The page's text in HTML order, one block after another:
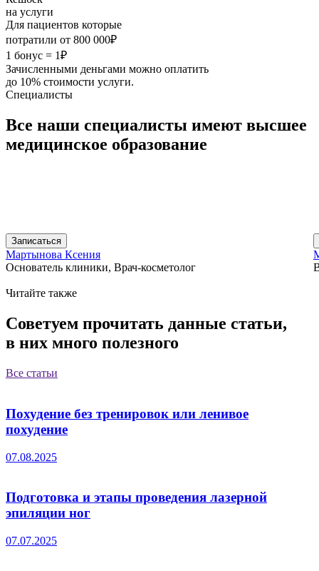
на услуги
Для пациентов которые
потратили от 800 000₽
1 бонус = 1₽
Зачисленными деньгами можно оплатить
до 10% стоимости услуги.
Специалисты
Все наши специалисты имеют высшее
медицинское образование
Записаться
Мартынова Ксения
Основатель клиники, Врач-косметолог
Читайте также
Советуем прочитать данные статьи,
в них много полезного
Все статьи
Похудение без тренировок или ленивое
похудение
07.08.2025
Подготовка и этапы проведения лазерной
эпиляции ног
07.07.2025